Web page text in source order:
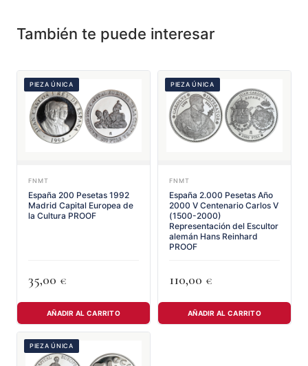
También te puede interesar
PIEZA ÚNICA
FNMT
España 200 Pesetas 1992
Madrid Capital Europea de
la Cultura PROOF
35,00 €
AÑADIR AL CARRITO
PIEZA ÚNICA
FNMT
España 2.000 Pesetas Año
2000 V Centenario Carlos V
(1500-2000)
Representación del Escultor
alemán Hans Reinhard
PROOF
110,00 €
AÑADIR AL CARRITO
PIEZA ÚNICA